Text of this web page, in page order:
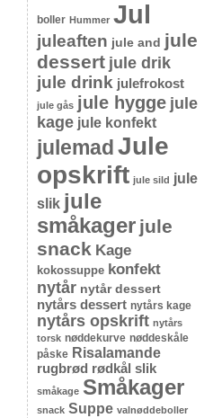
boller Hummer Jul
juleaften jule and jule
dessert jule drik
jule drink julefrokost
jule gås jule hygge jule
kage jule konfekt
julemad Jule
opskrift jule sild jule
slik jule
småkager jule
snack Kage
kokossuppe konfekt
nytår nytår dessert
nytårs dessert nytårs kage
nytårs opskrift nytårs
torsk nøddekurve nøddeskåle
påske Risalamande
rugbrød rødkål slik
småkage Småkager
snack Suppe valnøddeboller